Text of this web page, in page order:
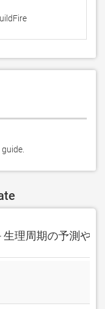
生理周期の予測や